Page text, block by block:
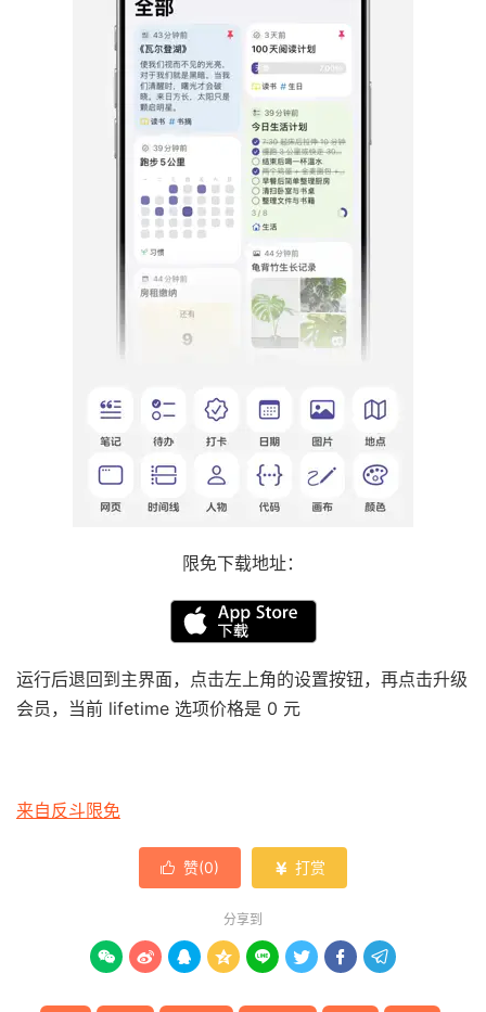
限免下载地址：
运行后退回到主界面，点击左上角的设置按钮，再点击升级
会员，当前 lifetime 选项价格是 0 元
来自反斗限免
 赞(0)  打赏
分享到
       